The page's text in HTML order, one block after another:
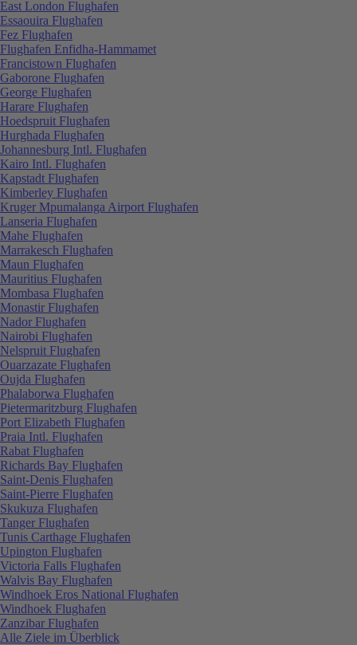
East London Flughafen
Essaouira Flughafen
Fez Flughafen
Flughafen Enfidha-Hammamet
Francistown Flughafen
Gaborone Flughafen
George Flughafen
Harare Flughafen
Hoedspruit Flughafen
Hurghada Flughafen
Johannesburg Intl. Flughafen
Kairo Intl. Flughafen
Kapstadt Flughafen
Kimberley Flughafen
Kruger Mpumalanga Airport Flughafen
Lanseria Flughafen
Mahe Flughafen
Marrakesch Flughafen
Maun Flughafen
Mauritius Flughafen
Mombasa Flughafen
Monastir Flughafen
Nador Flughafen
Nairobi Flughafen
Nelspruit Flughafen
Ouarzazate Flughafen
Oujda Flughafen
Phalaborwa Flughafen
Pietermaritzburg Flughafen
Port Elizabeth Flughafen
Praia Intl. Flughafen
Rabat Flughafen
Richards Bay Flughafen
Saint-Denis Flughafen
Saint-Pierre Flughafen
Skukuza Flughafen
Tanger Flughafen
Tunis Carthage Flughafen
Upington Flughafen
Victoria Falls Flughafen
Walvis Bay Flughafen
Windhoek Eros National Flughafen
Windhoek Flughafen
Zanzibar Flughafen
Alle Ziele im Überblick